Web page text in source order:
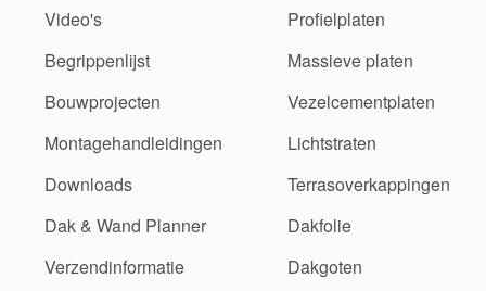
Video's
Begrippenlijst
Bouwprojecten
Montagehandleidingen
Downloads
Dak & Wand Planner
Verzendinformatie
Profielplaten
Massieve platen
Vezelcementplaten
Lichtstraten
Terrasoverkappingen
Dakfolie
Dakgoten